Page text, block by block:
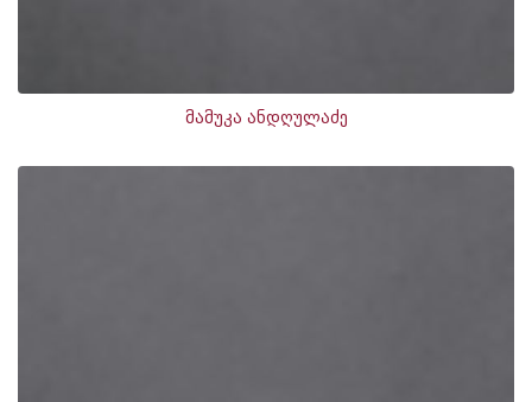
მამუკა ანდღულაძე